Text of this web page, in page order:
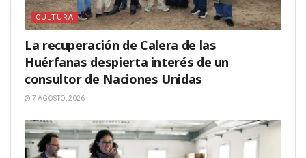
CULTURA
La recuperación de Calera de las
Huérfanas despierta interés de un
consultor de Naciones Unidas
7 AGOSTO, 2026